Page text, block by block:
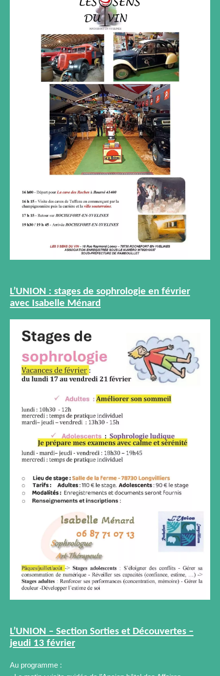
L’UNION : stages de sophrologie en février
avec Isabelle Ménard
L’UNION – Section Sorties et Découvertes –
jeudi 13 février
Au programme :